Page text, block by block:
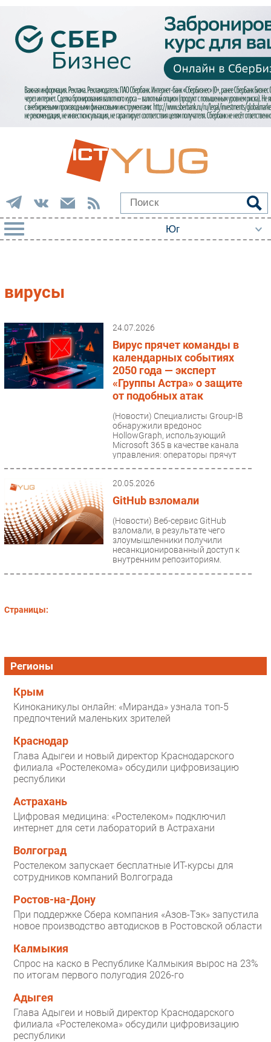
Импорто­замещение
Автоматизация Промышленности
Интернет
Мобильная связь
Фиксированная связь
Интеграция
Рынок ПК
Кадры
Регулирование
Финансы
Web
Инновации
Гаджеты
РАЗДЕЛЫ
Аналитика
Интервью
Мероприятия
Проекты
IT класс
Тестовый стенд
Каталог компаний
вирусы
24.07.2026
Вирус прячет команды в
календарных событиях
2050 года — эксперт
«Группы Астра» о защите
от подобных атак
(Новости) Специалисты Group-IB
обнаружили вредонос
HollowGraph, использующий
Microsoft 365 в качестве канала
управления: операторы прячут
20.05.2026
GitHub взломали
(Новости) Веб-сервис GitHub
взломали, в результате чего
злоумышленники получили
несанкционированный доступ к
внутренним репозиториям.
Страницы:
Регионы
Крым
Киноканикулы онлайн: «Миранда» узнала топ-5
предпочтений маленьких зрителей
Краснодар
Глава Адыгеи и новый директор Краснодарского
филиала «Ростелекома» обсудили цифровизацию
республики
Астрахань
Цифровая медицина: «Ростелеком» подключил
интернет для сети лабораторий в Астрахани
Волгоград
Ростелеком запускает бесплатные ИТ-курсы для
сотрудников компаний Волгограда
Ростов-на-Дону
При поддержке Сбера компания «Азов-Тэк» запустила
новое производство автодисков в Ростовской области
Калмыкия
Спрос на каско в Республике Калмыкия вырос на 23%
по итогам первого полугодия 2026-го
Адыгея
Глава Адыгеи и новый директор Краснодарского
филиала «Ростелекома» обсудили цифровизацию
республики